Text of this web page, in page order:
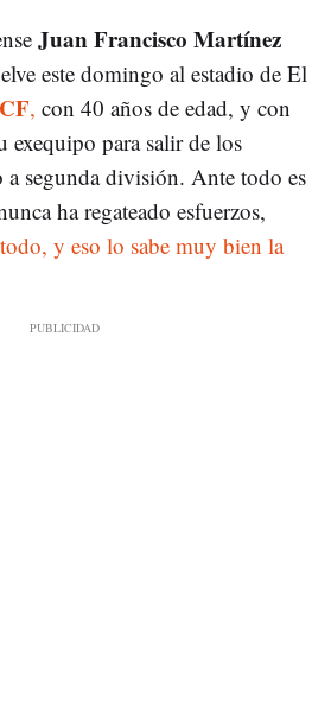
Juan Francisco Martínez
este domingo al estadio de El
, con 40 años de edad, y con
exequipo para salir de los
a segunda división. Ante todo es
ha regateado esfuerzos,
y eso lo sabe muy bien la